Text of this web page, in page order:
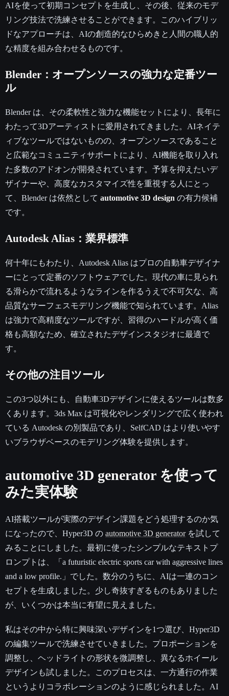
AIを使って初期コンセプトを生成し、その後、従来のモデ
リング技法で洗練させることができます。このハイブリッ
ドなアプローチは、AIの創造的なひらめきと人間の職人的
な精度を組み合わせるものです。
Blender：オープンソースの強力な定番ツー
ル
Blender は、その柔軟性と強力な機能セットにより、長年に
わたって3Dアーティストに愛用されてきました。AIネイテ
ィブなツールではないものの、オープンソースであること
と広範なコミュニティサポートにより、AI機能を取り入れ
た多数のアドオンが開発されています。予算を抑えたいデ
ザイナーや、高度なカスタマイズ性を重視する人にとっ
て、Blender は依然として automotive 3D design の有力候補
です。
Autodesk Alias：業界標準
何十年にもわたり、Autodesk Alias はプロの自動車デザイナ
ーにとって定番のソフトウェアでした。現代の車に見られ
る滑らかで流れるようなラインを作るうえで不可欠な、高
品質なサーフェスモデリング機能で知られています。Alias
は強力で高精度なツールですが、習得のハードルが高く価
格も高額なため、確立されたデザインスタジオに最適で
す。
その他の注目ツール
この3つ以外にも、自動車3Dデザインに使えるツールは数多
くあります。3ds Max は可視化やレンダリングで広く使われ
ている Autodesk の別製品であり、SelfCAD はより使いやす
いブラウザベースのモデリング体験を提供します。
automotive 3D generator を使って
みた実体験
AI搭載ツールが実際のデザイン課題をどう処理するのか気
になったので、Hyper3D の automotive 3D generatorを試して
みることにしました。最初に使ったシンプルなテキストプ
ロンプトは、「a futuristic electric sports car with aggressive lines
and a low profile.」でした。数分のうちに、AIは一連のコン
セプトを生成しました。少し奇抜すぎるものもありました
が、いくつかは本当に有望に見えました。
私はその中から特に興味深いデザインを1つ選び、Hyper3D
の編集ツールで洗練させていきました。プロポーションを
調整し、ヘッドライトの形状を微調整し、異なるホイール
デザインも試しました。このプロセスは、一方通行の作業
というよりコラボレーションのように感じられました。AI